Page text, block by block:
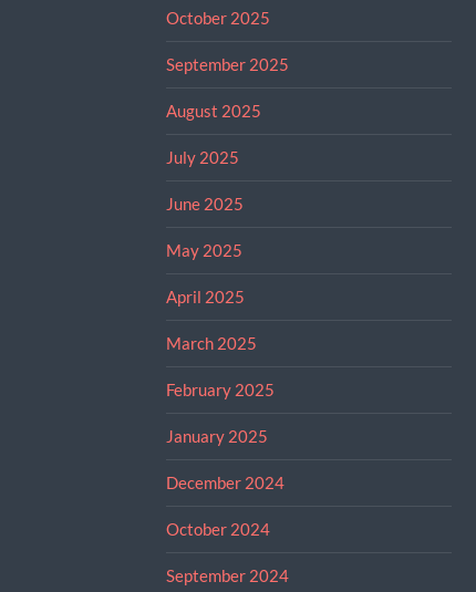
October 2025
September 2025
August 2025
July 2025
June 2025
May 2025
April 2025
March 2025
February 2025
January 2025
December 2024
October 2024
September 2024